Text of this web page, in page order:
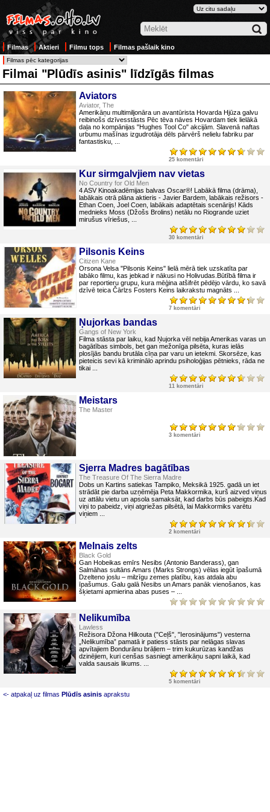
Filmas Aktieri Filmu tops Filmas pašlaik kino
Filmai "Plūdīs asinis" līdzīgās filmas
Aviators
Aviator, The
Amerikāņu multimiljonāra un avantūrista Hovarda Hjūza galvu
reibinošs dzīvesstāsts Pēc tēva nāves Hovardam tiek lielākā
daļa no kompānijas "Hughes Tool Co" akcijām. Slavenā naftas
urbumu mašīnas izgudrotāja dēls pārvērš nelielu fabriku par
fantastisku, ...
25 komentāri
Kur sirmgalvjiem nav vietas
No Country for Old Men
4 ASV Kinoakadēmijas balvas Oscar®! Labākā filma (drāma),
labākais otrā plāna aktieris - Javier Bardem, labākais režisors -
Ethan Coen, Joel Coen, labākais adaptētais scenārijs! Kāds
mednieks Moss (Džošs Brolins) netālu no Riogrande uziet
mirušus vīriešus, ...
30 komentāri
Pilsonis Keins
Citizen Kane
Orsona Velsa ''Pilsonis Keins'' lielā mērā tiek uzskatīta par
labāko filmu, kas jebkad ir nākusi no Holivudas.Būtībā filma ir
par reportieru grupu, kura mēģina atšifrēt pēdējo vārdu, ko savā
dzīvē teica Čārlzs Fosters Keins laikrakstu magnāts ...
7 komentāri
Ņujorkas bandas
Gangs of New York
Filma stāsta par laiku, kad Ņujorka vēl nebija Amerikas varas un
bagātības simbols, bet gan mežonīga pilsēta, kuras ielās
plosījās bandu brutāla cīņa par varu un ietekmi. Skorsēze, kas
pieteicis sevi kā kriminālo aprindu psiholoģijas pētnieks, rāda ne
tikai ...
11 komentāri
Meistars
The Master
3 komentāri
Sjerra Madres bagātības
The Treasure Of The Sierra Madre
Dobs un Kartins satiekas Tampiko, Meksikā 1925. gadā un iet
strādāt pie darba uzņēmēja Peta Makkormika, kurš aizved viņus
uz attālu vietu un apsola samaksāt, kad darbs būs pabeigts.Kad
viņi to pabeidz, viņi atgriežas pilsētā, lai Makkormiks varētu
viņiem ...
2 komentāri
Melnais zelts
Black Gold
Gan Hobeikas emīrs Nesibs (Antonio Banderass), gan
Salmāhas sultāns Amars (Marks Strongs) vēlas iegūt īpašumā
Dzelteno joslu – milzīgu zemes platību, kas atdala abu
īpašumus. Galu galā Nesibs un Amars panāk vienošanos, kas
šķietami apmierina abas puses – ...
Nelikumība
Lawless
Režisora Džona Hilkouta ("Ceļš", "Ierosinājums") vesterna
„Nelikumība” pamatā ir patiess stāsts par nelāgas slavas
apvītajiem Bondurānu brāļiem – trim kukurūzas kandžas
dzinējiem, kuri cenšas sasniegt amerikāņu sapni laikā, kad
valda sausais likums. ...
5 komentāri
<- atpakaļ uz filmas Plūdīs asinis aprakstu